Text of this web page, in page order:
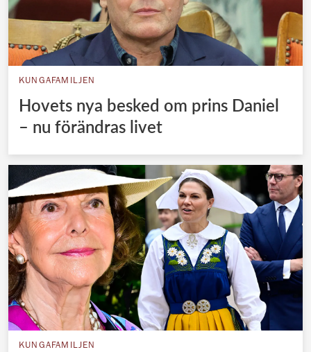
KUNGAFAMILJEN
Hovets nya besked om prins Daniel
– nu förändras livet
KUNGAFAMILJEN